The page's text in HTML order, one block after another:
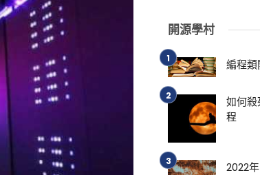
開源學村
編程
如何殺
程
2022